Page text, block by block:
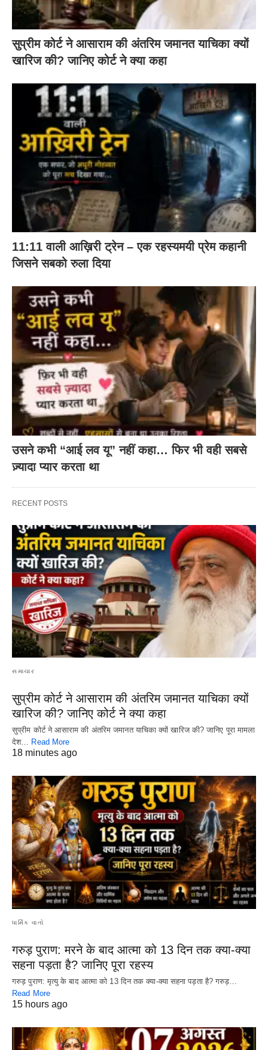
सुप्रीम कोर्ट ने आसाराम की अंतरिम जमानत याचिका क्यों
खारिज की? जानिए कोर्ट ने क्या कहा
11:11 वाली आख़िरी ट्रेन – एक रहस्यमयी प्रेम कहानी
जिसने सबको रुला दिया
उसने कभी “आई लव यू” नहीं कहा… फिर भी वही सबसे
ज़्यादा प्यार करता था
RECENT POSTS
સમાચાર
सुप्रीम कोर्ट ने आसाराम की अंतरिम जमानत याचिका क्यों
खारिज की? जानिए कोर्ट ने क्या कहा
सुप्रीम कोर्ट ने आसाराम की अंतरिम जमानत याचिका क्यों खारिज की? जानिए पूरा मामला
देश… Read More
18 minutes ago
ધાર્મિક વાતો
गरुड़ पुराण: मरने के बाद आत्मा को 13 दिन तक क्या-क्या
सहना पड़ता है? जानिए पूरा रहस्य
गरुड़ पुराण: मृत्यु के बाद आत्मा को 13 दिन तक क्या-क्या सहना पड़ता है? गरुड़…
Read More
15 hours ago